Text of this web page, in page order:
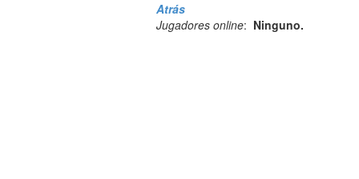
Atrás
Jugadores online: Ninguno.